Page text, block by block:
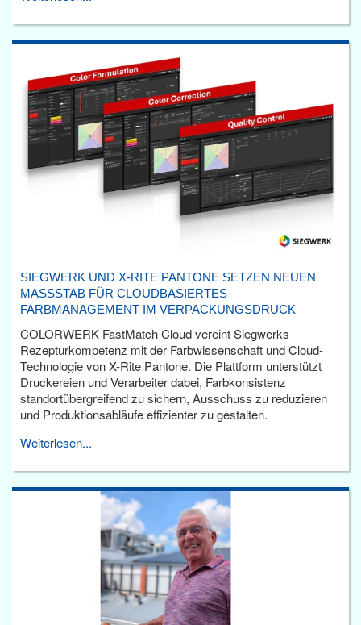
SIEGWERK UND X-RITE PANTONE SETZEN NEUEN
MASSSTAB FÜR CLOUDBASIERTES F
ARBMANAGEMENT IM VERPACKUNGSDRUCK
COLORWERK FastMatch Cloud vereint Siegwerks
Rezepturkompetenz mit der Farbwissenschaft und Cloud-
Technologie von X-Rite Pantone. Die Plattform unterstützt
Druckereien und Verarbeiter dabei, Farbkonsistenz
standortübergreifend zu sichern, Ausschuss zu reduzieren
und Produktionsabläufe effizienter zu gestalten.
Weiterlesen...